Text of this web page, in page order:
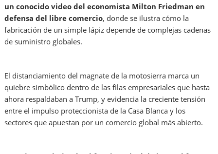
un conocido video del economista Milton Friedman en
defensa del libre comercio, donde se ilustra cómo la
fabricación de un simple lápiz depende de complejas cadenas
de suministro globales.
El distanciamiento del magnate de la motosierra marca un
quiebre simbólico dentro de las filas empresariales que hasta
ahora respaldaban a Trump, y evidencia la creciente tensión
entre el impulso proteccionista de la Casa Blanca y los
sectores que apuestan por un comercio global más abierto.